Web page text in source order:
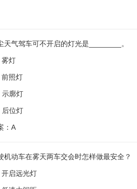
天气驾车可不开启的灯光是________。
雾灯
前照灯
示廓灯
后位灯
：A
机动车在雾天两车交会时怎样做最安全？
开启远光灯